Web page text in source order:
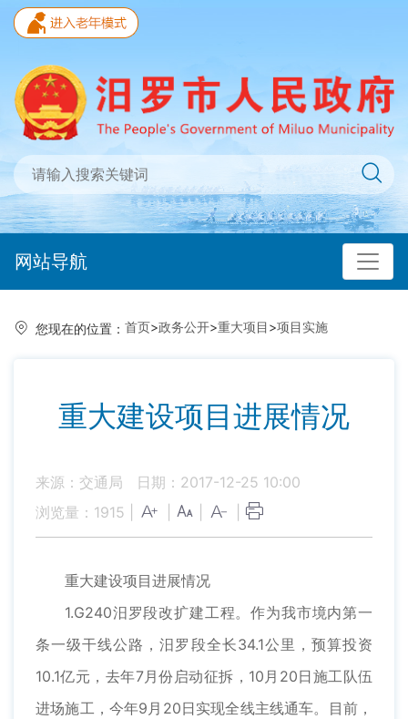
网站导航
您现在的位置： 首页>政务公开>重大项目>项目实施
重大建设项目进展情况
来源：交通局
日期：2017-12-25 10:00
浏览量： 1915
重大建设项目进展情况
1.G240汨罗段改扩建工程。作为我市境内第一
条一级干线公路，汨罗段全长34.1公里，预算投资
10.1亿元，去年7月份启动征拆，10月20日施工队伍
进场施工，今年9月20日实现全线主线通车。目前，